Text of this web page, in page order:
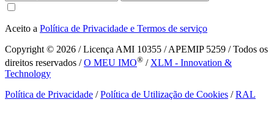
Aceito a Política de Privacidade e Termos de serviço
Copyright © 2026 / Licença AMI 10355 / APEMIP 5259 / Todos os
direitos reservados /O MEU IMO® / XLM - Innovation &
Technology
Política de Privacidade /Política de Utilização de Cookies /RAL